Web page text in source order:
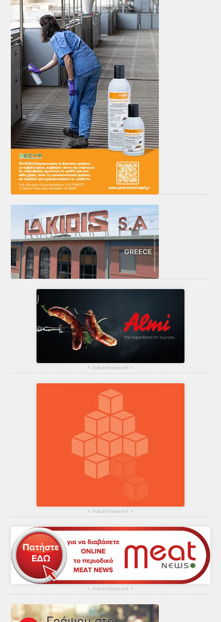
▴ Advertisement ▴
▴ Advertisement ▴
▴ Advertisement ▴